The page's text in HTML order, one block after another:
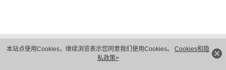
本站点使用Cookies，继续浏览表示您同意我们使用Cookies。 Cookies和隐
私政策>
隐私保护
法律声明